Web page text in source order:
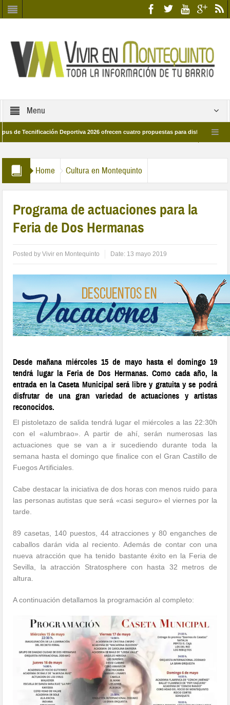
Menu
Tecnificación Deportiva 2026 ofrecen cuatro propuestas para disfrutar del deporte
Home Cultura en Montequinto
Programa de actuaciones para la
Feria de Dos Hermanas
Posted byVivir en Montequinto Date: 13 mayo 2019
Desde mañana miércoles 15 de mayo hasta el domingo 19
tendrá lugar la Feria de Dos Hermanas. Como cada año, la
entrada en la Caseta Municipal será libre y gratuita y se podrá
disfrutar de una gran variedad de actuaciones y artistas
reconocidos.
El pistoletazo de salida tendrá lugar el miércoles a las 22:30h
con el «alumbrao». A partir de ahí, serán numerosas las
actuaciones que se van a ir sucediendo durante toda la
semana hasta el domingo que finalice con el Gran Castillo de
Fuegos Artificiales.
Cabe destacar la iniciativa de dos horas con menos ruido para
las personas autistas que será «casi seguro» el viernes por la
tarde.
89 casetas, 140 puestos, 44 atracciones y 80 enganches de
caballos darán vida al reciento. Además de contar con una
nueva atracción que ha tenido bastante éxito en la Feria de
Sevilla, la atracción Stratosphere con hasta 32 metros de
altura.
A continuación detallamos la programación al completo: